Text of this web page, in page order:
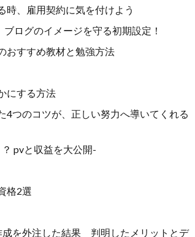
時、雇用契約に気を付けよう
ログのイメージを守る初期設定！
すすめ教材と勉強方法
にする方法
のコツが、正しい努力へ導いてくれる
pvと収益を大公開-
格2選
を外注した結果 判明したメリットとデ